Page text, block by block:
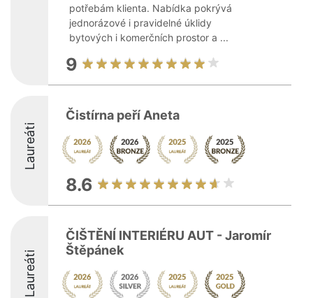
potřebám klienta. Nabídka pokrývá
jednorázové i pravidelné úklidy
bytových i komerčních prostor a ...
9
Laureáti
Čistírna peří Aneta
8.6
Laureáti
ČIŠTĚNÍ INTERIÉRU AUT - Jaromír
Štěpánek